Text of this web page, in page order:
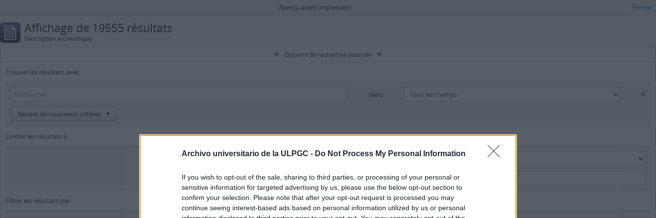
Archivo universitario de la ULPGC - Do Not Process My Personal Information
If you wish to opt-out of the sale, sharing to third parties, or processing of your personal or
sensitive information for targeted advertising by us, please use the below opt-out section to
confirm your selection. Please note that after your opt-out request is processed you may
continue seeing interest-based ads based on personal information utilized by us or personal
Aperçu avant impression Fermer
Affichage de 19555 résultats
Description archivistique
Options de recherche avancée
Trouver les résultats avec:
dans
Ajouter de nouveaux critères
Limiter les résultats à :
Dépôt
Description de haut niveau
Filtrer les résultats par: